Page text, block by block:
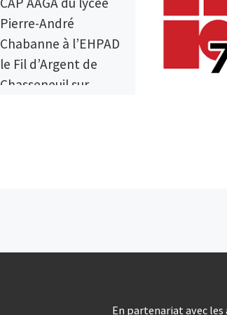
Pierre-André
Chabanne à l’EHPAD
le Fil d’Argent de
Chasseneuil sur
En partenariat avec les